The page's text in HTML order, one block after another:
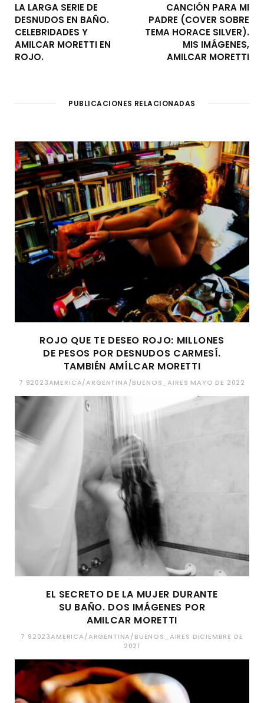
LA LARGA SERIE DE
DESNUDOS EN BAÑO.
CELEBRIDADES Y
AMILCAR MORETTI EN
ROJO.
CANCIÓN PARA MI
PADRE (COVER SOBRE
TEMA HORACE SILVER).
MIS IMÁGENES,
AMILCAR MORETTI
PUBLICACIONES RELACIONADAS
ROJO QUE TE DESEO ROJO: MILLONES
DE PESOS POR DESNUDOS CARMESÍ.
TAMBIÉN AMÍLCAR MORETTI
7 92023AMERICA/ARGENTINA/BUENOS_AIRES MAYO DE 2022
EL SECRETO DE LA MUJER DURANTE
SU BAÑO. DOS IMÁGENES POR
AMILCAR MORETTI
7 92023AMERICA/ARGENTINA/BUENOS_AIRES DICIEMBRE DE
2021